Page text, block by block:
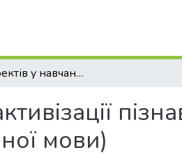
Метод проектів у навчанні як засіб активізації пізнавальної діяльності учнів (на прикладі іноземної мови)
мови)